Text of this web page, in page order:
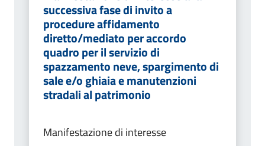
successiva fase di invito a
procedure affidamento
diretto/mediato per accordo
quadro per il servizio di
spazzamento neve, spargimento di
sale e/o ghiaia e manutenzioni
stradali al patrimonio
Manifestazione di interesse